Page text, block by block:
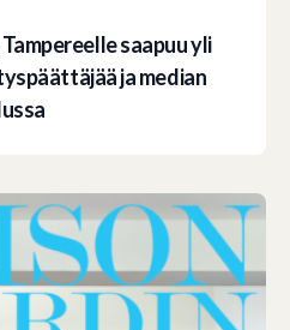
saapuu yli
ja median